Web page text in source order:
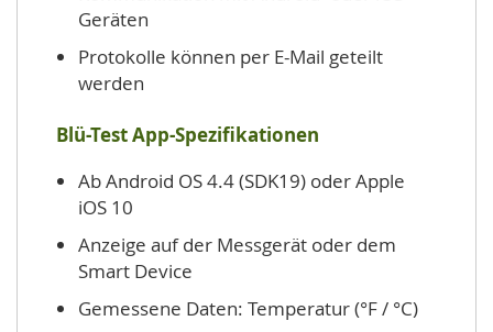
Geräten
Protokolle können per E-Mail geteilt
werden
Blü-Test App-Spezifikationen
Ab Android OS 4.4 (SDK19) oder Apple
iOS 10
Anzeige auf der Messgerät oder dem
Smart Device
Gemessene Daten: Temperatur (°F / °C)